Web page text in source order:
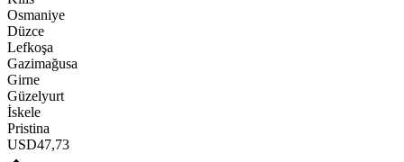
Osmaniye
Düzce
Lefkoşa
Gazimağusa
Girne
Güzelyurt
İskele
Pristina
USD47,73